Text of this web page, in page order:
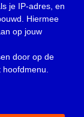
je IP-adres, en
Hiermee
op jouw
door op de
hoofdmenu.